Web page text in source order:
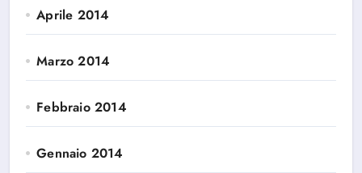
Aprile 2014
Marzo 2014
Febbraio 2014
Gennaio 2014